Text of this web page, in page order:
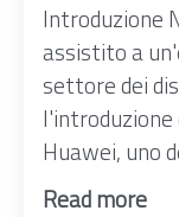
Introduzione
assistito a
settore dei
l'introduzione
Huawei, uno
Read more